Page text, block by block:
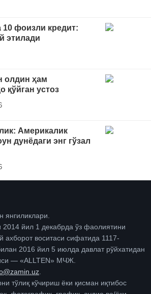
10 фоизли кредит:
этилади
олдин ҳам
қўйган устоз
Америкалик
дунёдаги энг гўзал
янгиликлари.
2014 йил 1 декабрда ўз фаолиятини
ахборот воситаси сифатида 1117-
2016 йил 5 июлда давлат рўйхатидан
— «ALLTEN» МЧЖ.
.
тўлиқ кўчириш ёки қисман иқтибос